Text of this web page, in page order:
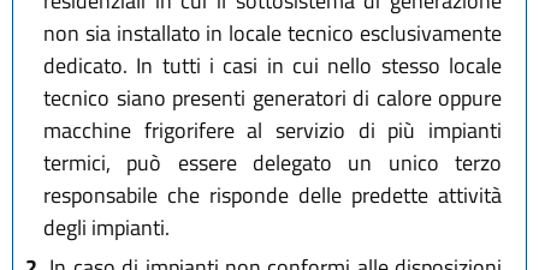
non sia installato in locale tecnico esclusivamente
dedicato. In tutti i casi in cui nello stesso locale
tecnico siano presenti generatori di calore oppure
macchine frigorifere al servizio di più impianti
termici, può essere delegato un unico terzo
responsabile che risponde delle predette attività
degli impianti.